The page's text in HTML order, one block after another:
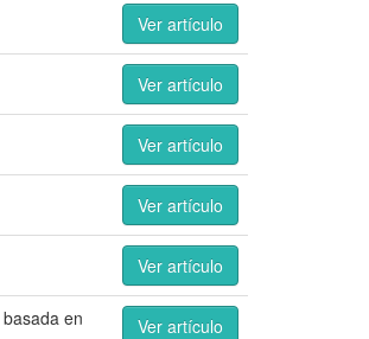
Ver artículo
Ver artículo
Ver artículo
Ver artículo
Ver artículo
en
Ver artículo